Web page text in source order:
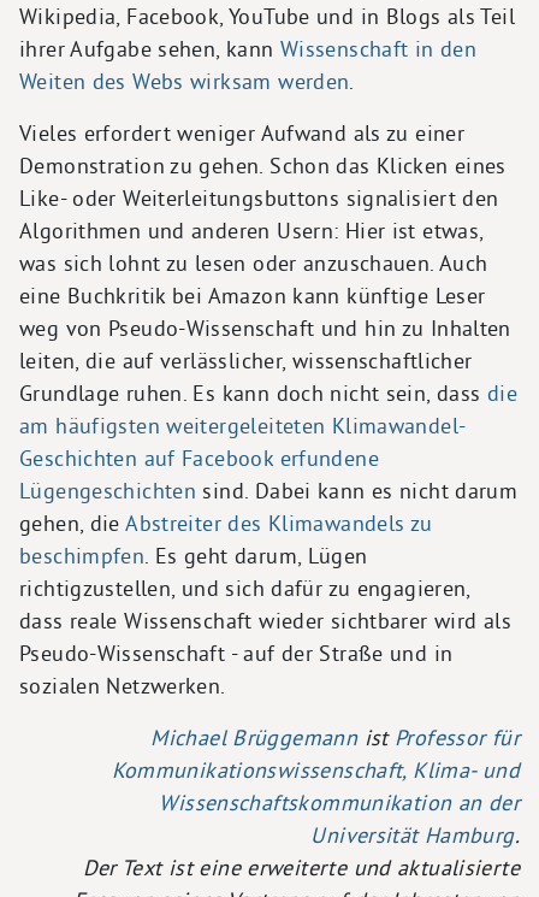
Wikipedia, Facebook, YouTube und in Blogs als Teil
ihrer Aufgabe sehen, kann Wissenschaft in den
Weiten des Webs wirksam werden.
Vieles erfordert weniger Aufwand als zu einer
Demonstration zu gehen. Schon das Klicken eines
Like- oder Weiterleitungsbuttons signalisiert den
Algorithmen und anderen Usern: Hier ist etwas,
was sich lohnt zu lesen oder anzuschauen. Auch
eine Buchkritik bei Amazon kann künftige Leser
weg von Pseudo-Wissenschaft und hin zu Inhalten
leiten, die auf verlässlicher, wissenschaftlicher
Grundlage ruhen. Es kann doch nicht sein, dass die
am häufigsten weitergeleiteten Klimawandel-
Geschichten auf Facebook erfundene
Lügengeschichten sind. Dabei kann es nicht darum
gehen, dieAbstreiter des Klimawandels zu
beschimpfen. Es geht darum, Lügen
richtigzustellen, und sich dafür zu engagieren,
dass reale Wissenschaft wieder sichtbarer wird als
Pseudo-Wissenschaft - auf der Straße und in
sozialen Netzwerken.
Michael Brüggemannist Professor für
Kommunikationswissenschaft, Klima- und
Wissenschaftskommunikation an der
Universität Hamburg.
Der Text ist eine erweiterte und aktualisierte